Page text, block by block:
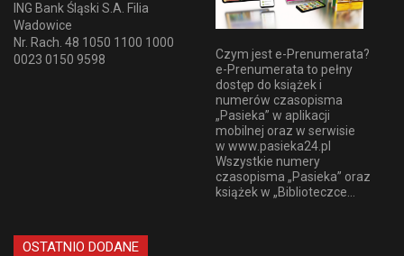
ING Bank Śląski S.A. Filia
Wadowice
Nr. Rach. 48 1050 1100 1000
0023 0150 9598
Czym jest e-Prenumerata?
e-Prenumerata to pełny
dostęp do książek i
numerów czasopisma
„Pasieka” w aplikacji
mobilnej oraz w serwisie
w www.pasieka24.pl
Wszystkie numery
czasopisma „Pasieka” oraz
książek w „Biblioteczce...
OSTATNIO DODANE